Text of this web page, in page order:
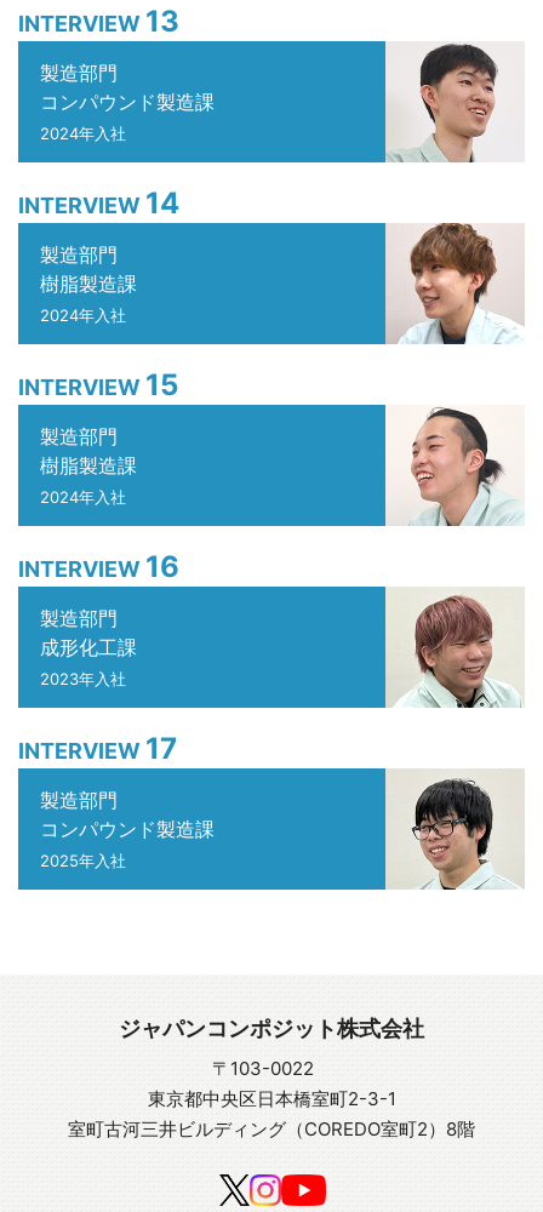
INTERVIEW 13
製造部門
コンパウンド製造課
2024年入社
INTERVIEW 14
製造部門
樹脂製造課
2024年入社
INTERVIEW 15
製造部門
樹脂製造課
2024年入社
INTERVIEW 16
製造部門
成形化工課
2023年入社
INTERVIEW 17
製造部門
コンパウンド製造課
2025年入社
ジャパンコンポジット株式会社
〒103-0022
東京都中央区日本橋室町2-3-1
室町古河三井ビルディング（COREDO室町2）8階